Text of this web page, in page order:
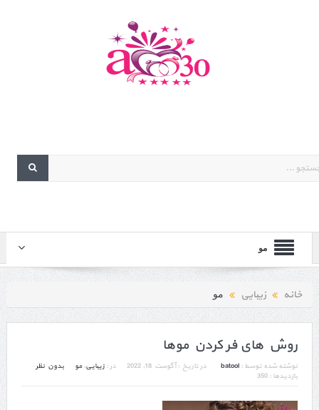
مو
خانه زیبایی مو
روش های فر کردن موها
نوشته شده توسط : batool در تاریخ :آگوست 18, 2022 در : زیبایی,مو
بدون نظر
بازدیدها : 350